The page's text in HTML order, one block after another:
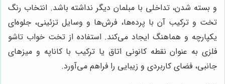
و بسته شدن، تداخلی با مبلمان دیگر نداشته باشد. انتخاب رنگ
تخت و ترکیب آن با پرده‌ها، فرش‌ها و وسایل تزئینی، جلوه‌ای
یکپارچه و هماهنگ ایجاد می‌کند. استفاده از تخت خواب تاشو
فلزی به عنوان نقطه کانونی اتاق یا ترکیب با کاناپه و میزهای
جانبی، فضای کاربردی و زیبایی را فراهم می‌آورد.